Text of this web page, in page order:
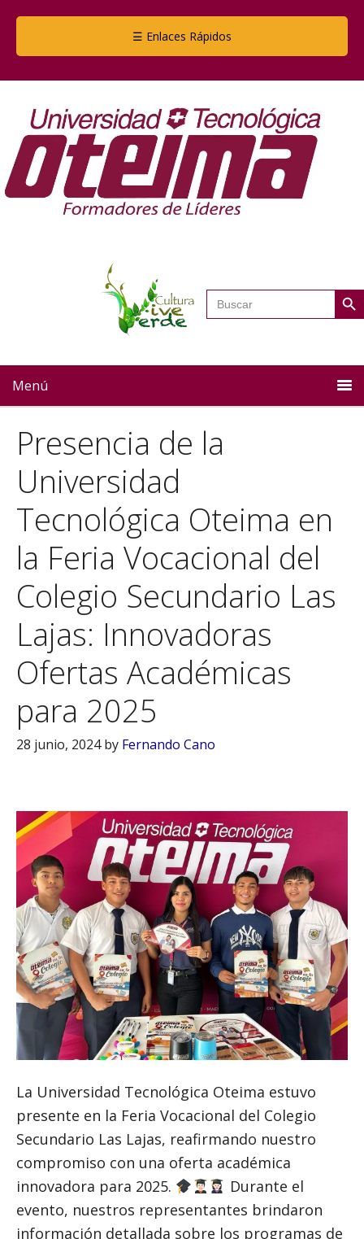
☰ Enlaces Rápidos
Buscar: Botón
Menú
Presencia de la
Universidad
Tecnológica Oteima en
la Feria Vocacional del
Colegio Secundario Las
Lajas: Innovadoras
Ofertas Académicas
para 2025
28 junio, 2024by Fernando Cano
La Universidad Tecnológica Oteima estuvo
presente en la Feria Vocacional del Colegio
Secundario Las Lajas, reafirmando nuestro
compromiso con una oferta académica
innovadora para 2025.
Durante el
evento, nuestros representantes brindaron
información detallada sobre los programas de